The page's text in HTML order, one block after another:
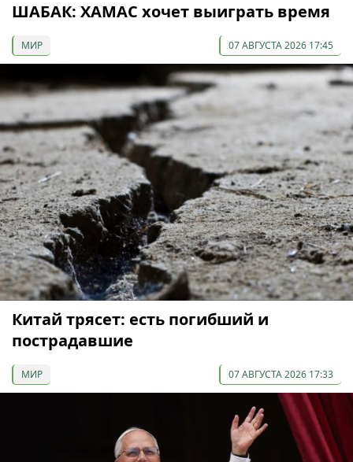
ШАБАК: ХАМАС хочет выиграть время
МИР 07 АВГУСТА 2026 17:45
Китай трясет: есть погибший и
пострадавшие
МИР 07 АВГУСТА 2026 17:33